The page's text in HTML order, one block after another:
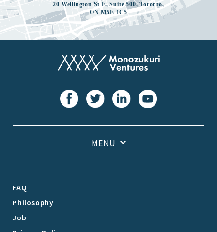
20 Wellington St E, Suite 500, Toronto,
ON M5E 1C5
FAQ
Philosophy
Job